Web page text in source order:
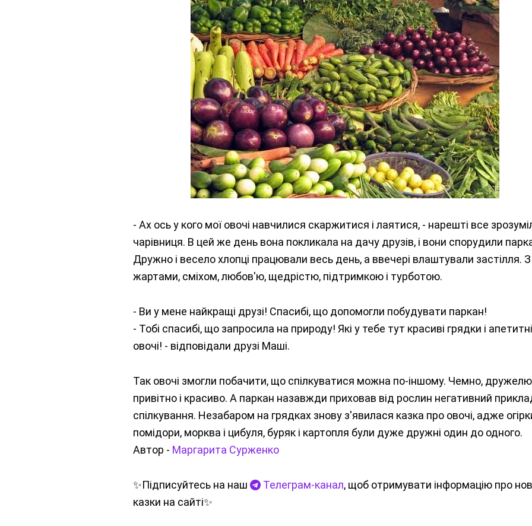
- Ах ось у кого мої овочі навчилися скаржитися і лаятися, - нарешті все
чарівниця. В цей же день вона покликала на дачу друзів, і вони спорудили
Дружно і весело хлопці працювали весь день, а ввечері влаштували застілля. З
жартами, сміхом, любов'ю, щедрістю, підтримкою і турботою.
- Ви у мене найкращі друзі! Спасибі, що допомогли побудувати паркан!
- Тобі спасибі, що запросила на природу! Які у тебе тут красиві грядки і апетитні
овочі! - відповідали друзі Маші.
Так овочі змогли побачити, що спілкуватися можна по-іншому. Чемно,
привітно і красиво. А паркан назавжди приховав від рослин негативний
спілкування. Незабаром на грядках знову з'явилася казка про овочі, адже
помідори, морква і цибуля, буряк і картопля були дуже дружні один до одного.
Автор - Маргарита Сурженко
✨️Підписуйтесь на наш Телеграм-канал, щоб отримувати інформацію про
казки на сайті✨️